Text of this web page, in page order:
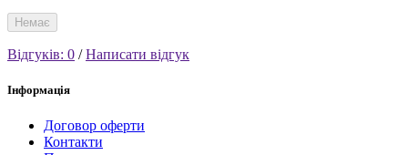
Немає
Відгуків: 0 /Написати відгук
Інформація
Договор оферти
Контакти